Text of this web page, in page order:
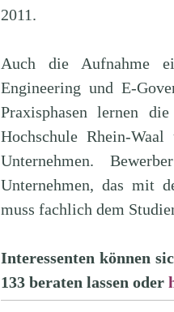
2011.
Auch die Aufnahme
Engineering und E-
Praxisphasen lernen
Hochschule Rhein-
Unternehmen.
Unternehmen, das mit
muss fachlich dem
Interessenten können
133beraten lassen oder